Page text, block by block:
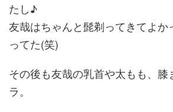
たし♪
友哉はちゃんと髭剃ってきてよか
ってた(笑)
その後も友哉の乳首や太もも、膝
ラ。